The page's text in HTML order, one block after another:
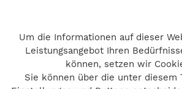
Home
Impressum
Datenschutz
Um die Informationen auf dieser
Leistungsangebot Ihren
können, setzen wir
Sie können über die unter diesem